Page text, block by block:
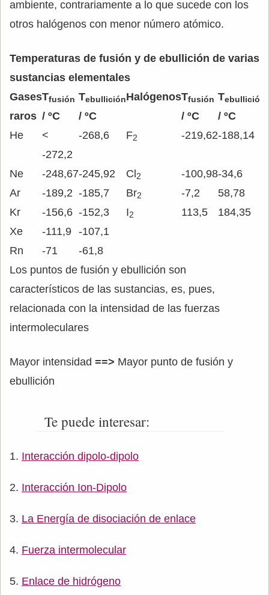
ambiente, contrariamente a lo que sucede con los
otros halógenos con menor número atómico.
Temperaturas de fusión y de ebullición de varias
sustancias elementales
Gases
raros
Tfusión
/ ºC
Tebullición
/ ºC
HalógenosTfusión
/ ºC
Tebullición
/ ºC
He
<
-272,2
-268,6 F2 -219,62-188,14
Ne -248,67-245,92 Cl 2 -100,98-34,6
Ar
-189,2 -185,7 Br2 -7,2
58,78
Kr
-156,6 -152,3 I2 113,5
184,35
Xe
-111,9 -107,1
Rn
-71
-61,8
Los puntos de fusión y ebullición son
característicos de las sustancias, es, pues,
relacionada con la intensidad de las fuerzas
intermoleculares
Mayor intensidad ==> Mayor punto de fusión y
ebullición
Te puede interesar:
Interacción dipolo-dipolo
Interacción Ion-Dipolo
La Energía de disociación de enlace
Fuerza intermolecular
Enlace de hidrógeno